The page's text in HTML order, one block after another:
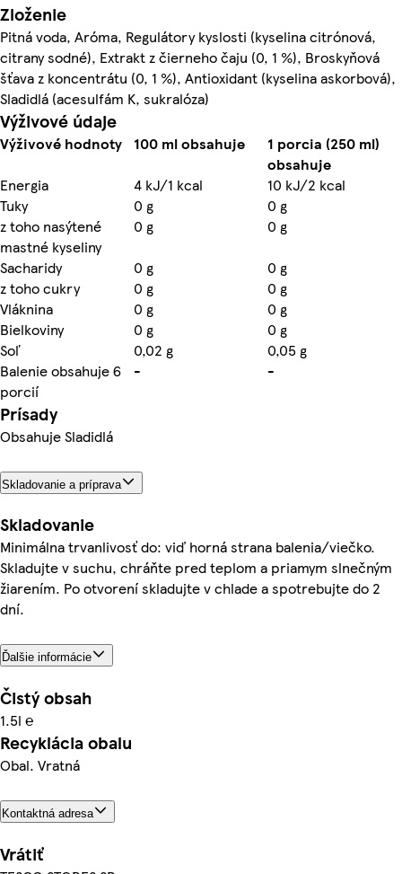
Zloženie
Pitná voda, Aróma, Regulátory kyslosti (kyselina citrónová,
citrany sodné), Extrakt z čierneho čaju (0, 1 %), Broskyňová
šťava z koncentrátu (0, 1 %), Antioxidant (kyselina askorbová),
Sladidlá (acesulfám K, sukralóza)
Výživové údaje
Výživové hodnoty 100 ml obsahuje
1 porcia (250 ml)
obsahuje
Energia
4 kJ/1 kcal
10 kJ/2 kcal
Tuky
0 g
0 g
z toho nasýtené
mastné kyseliny
0 g
0 g
Sacharidy
0 g
0 g
z toho cukry
0 g
0 g
Vláknina
0 g
0 g
Bielkoviny
0 g
0 g
Soľ
0,02 g
0,05 g
Balenie obsahuje 6
porcií
- -
Prísady
Obsahuje Sladidlá
Skladovanie a príprava
Skladovanie
Minimálna trvanlivosť do: viď horná strana balenia/viečko.
Skladujte v suchu, chráňte pred teplom a priamym slnečným
žiarením. Po otvorení skladujte v chlade a spotrebujte do 2
dní.
Ďalšie informácie
Čistý obsah
1.5l ℮
Recyklácia obalu
Obal. Vratná
Kontaktná adresa
Vrátiť